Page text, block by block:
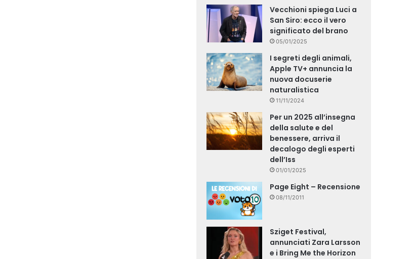
Vecchioni spiega Luci a
San Siro: ecco il vero
significato del brano
05/01/2025
I segreti degli animali,
Apple TV+ annuncia la
nuova docuserie
naturalistica
11/11/2024
Per un 2025 all’insegna
della salute e del
benessere, arriva il
decalogo degli esperti
dell’Iss
01/01/2025
Page Eight – Recensione
08/11/2011
Sziget Festival,
annunciati Zara Larsson
e i Bring Me the Horizon